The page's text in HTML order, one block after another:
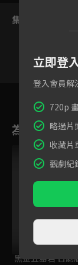
集數列表
VIP
為您推薦
黑金丑島君 日劇
立即登
登入會員解
720p
略過片
收藏片
觀劇紀